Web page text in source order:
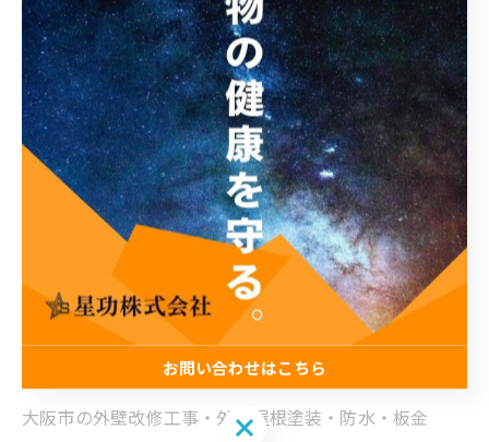
弊社は、戸建て・マンション・工場などあらゆる建物の
補修・シーリング・塗装・防水・板金工事を行っている
専門業者です。
施工・管理・保証まで一貫体制で行う
（直接職人さんへ）依頼できるお店なんです。
無駄なマージンを無くし品質・保証・アフターメンテナ
ンスまで充実した星功に依頼してみませんか？
-------------------------------------------------------
大阪市の外壁改修工事・外壁屋根塗装・防水・板金
お問い合わせはこちら
お問い合わせはこちら